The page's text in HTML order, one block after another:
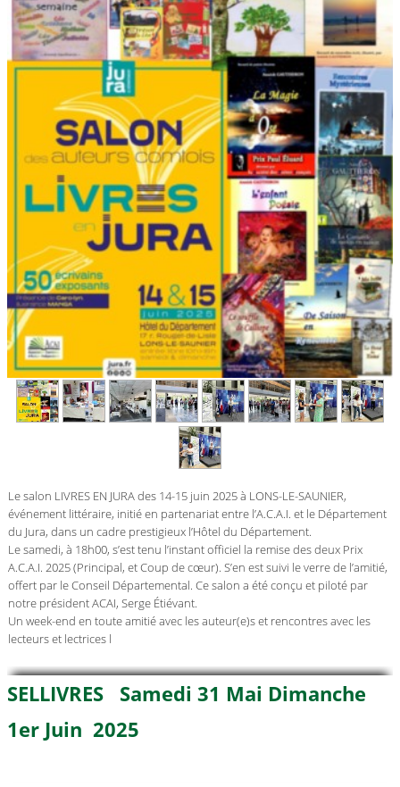
Le salon LIVRES EN JURA des 14-15 juin 2025 à LONS-LE-SAUNIER,
événement littéraire, initié en partenariat entre l’A.C.A.I. et le Département
du Jura, dans un cadre prestigieux l’Hôtel du Département.
Le samedi, à 18h00, s’est tenu l’instant officiel la remise des deux Prix
A.C.A.I. 2025 (Principal, et Coup de cœur). S’en est suivi le verre de l’amitié,
offert par le Conseil Départemental. Ce salon a été conçu et piloté par
notre président ACAI, Serge Étiévant.
Un week-end en toute amitié avec les auteur(e)s et rencontres avec les
lecteurs et lectrices l
SELLIVRES Samedi 31 Mai Dimanche
1er Juin 2025